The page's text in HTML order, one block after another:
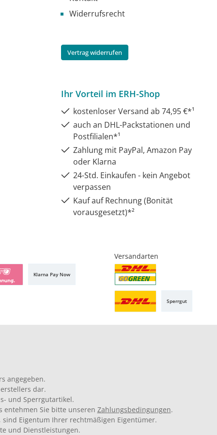
Widerrufsrecht
Vertrag widerrufen
Ihr Vorteil im ERH-Shop
kostenloser Versand ab 74,95 €*¹
auch an DHL-Packstationen und
Postfilialen*¹
Zahlung mit PayPal, Amazon Pay
oder Klarna
24-Std. Einkaufen - kein Angebot
verpassen
Kauf auf Rechnung (Bonität
vorausgesetzt)*²
Klarna Pay Now
Versandarten
Sperrgut
angegeben.
dar.
und Sperrgutartikel.
entehmen Sie bitte unseren Zahlungsbedingungen.
Eigentum Ihrer rechtmäßigen Eigentümer.
und Dienstleistungen.